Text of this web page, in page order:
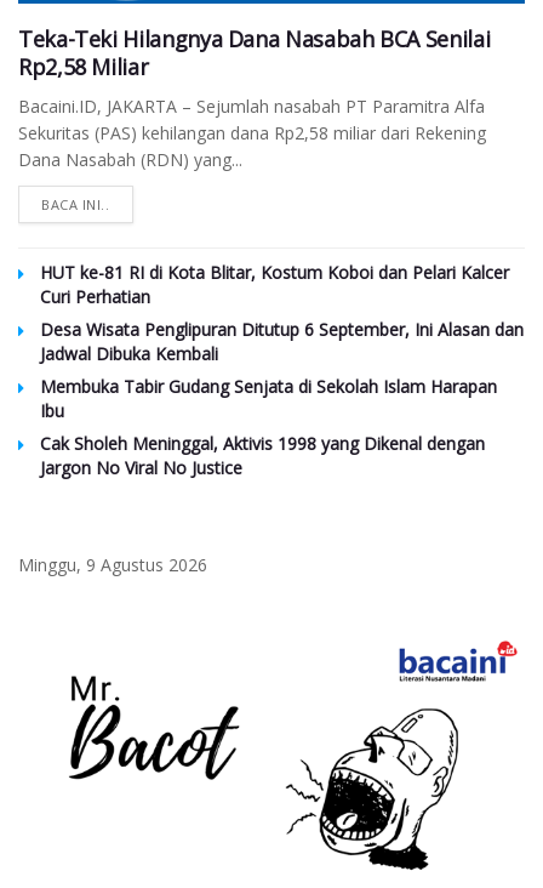
Teka-Teki Hilangnya Dana Nasabah BCA Senilai
Rp2,58 Miliar
Bacaini.ID, JAKARTA – Sejumlah nasabah PT Paramitra Alfa
Sekuritas (PAS) kehilangan dana Rp2,58 miliar dari Rekening
Dana Nasabah (RDN) yang...
BACA INI..
HUT ke-81 RI di Kota Blitar, Kostum Koboi dan Pelari Kalcer
Curi Perhatian
Desa Wisata Penglipuran Ditutup 6 September, Ini Alasan dan
Jadwal Dibuka Kembali
Membuka Tabir Gudang Senjata di Sekolah Islam Harapan
Ibu
Cak Sholeh Meninggal, Aktivis 1998 yang Dikenal dengan
Jargon No Viral No Justice
Minggu, 9 Agustus 2026